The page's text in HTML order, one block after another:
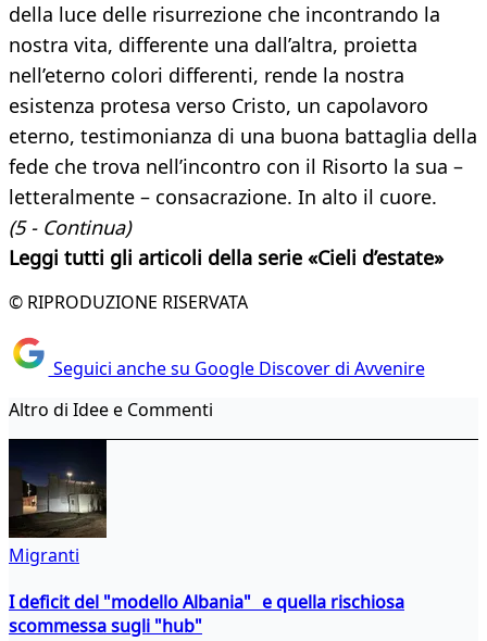
della luce delle risurrezione che incontrando la
nostra vita, differente una dall’altra, proietta
nell’eterno colori differenti, rende la nostra
esistenza protesa verso Cristo, un capolavoro
eterno, testimonianza di una buona battaglia della
fede che trova nell’incontro con il Risorto la sua –
letteralmente – consacrazione. In alto il cuore.
(5 - Continua)
Leggi tutti gli articoli della serie «Cieli d’estate»
© RIPRODUZIONE RISERVATA
Seguici anche su Google Discover di Avvenire
Altro di Idee e Commenti
Migranti
I deficit del "modello Albania" e quella rischiosa
scommessa sugli "hub"